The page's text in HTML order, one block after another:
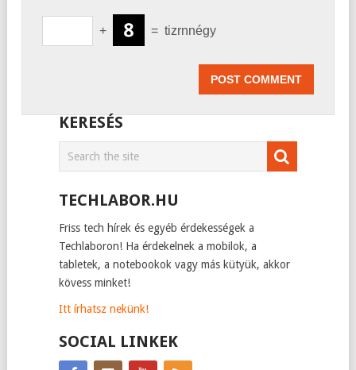
+ = tizrnnégy
KERESÉS
TECHLABOR.HU
Friss tech hírek és egyéb érdekességek a
Techlaboron! Ha érdekelnek a mobilok, a
tabletek, a notebookok vagy más kütyük, akkor
kövess minket!
Itt írhatsz nekünk!
SOCIAL LINKEK